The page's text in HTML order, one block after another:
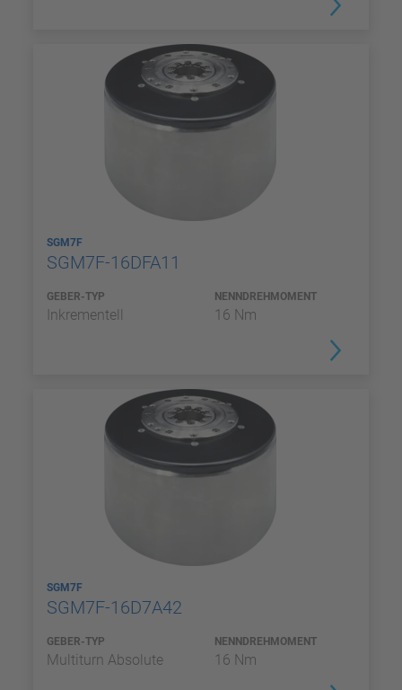
SGM7F
SGM7F-16DFA11
GEBER-TYP
Inkrementell
NENNDREHMOMENT
16 Nm
SGM7F
SGM7F-16D7A42
GEBER-TYP
Multiturn Absolute
NENNDREHMOMENT
16 Nm